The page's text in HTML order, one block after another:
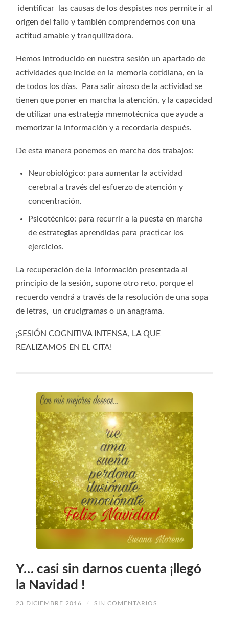
identificar las causas de los despistes nos permite ir al
origen del fallo y también comprendernos con una
actitud amable y tranquilizadora.
Hemos introducido en nuestra sesión un apartado de
actividades que incide en la memoria cotidiana, en la
de todos los días. Para salir airoso de la actividad se
tienen que poner en marcha la atención, y la capacidad
de utilizar una estrategia mnemotécnica que ayude a
memorizar la información y a recordarla después.
De esta manera ponemos en marcha dos trabajos:
Neurobiológico: para aumentar la actividad
cerebral a través del esfuerzo de atención y
concentración.
Psicotécnico: para recurrir a la puesta en marcha
de estrategias aprendidas para practicar los
ejercicios.
La recuperación de la información presentada al
principio de la sesión, supone otro reto, porque el
recuerdo vendrá a través de la resolución de una sopa
de letras, un crucigramas o un anagrama.
¡SESIÓN COGNITIVA INTENSA, LA QUE
REALIZAMOS EN EL CITA!
Y… casi sin darnos cuenta ¡llegó
la Navidad !
23 DICIEMBRE 2016 / SIN COMENTARIOS